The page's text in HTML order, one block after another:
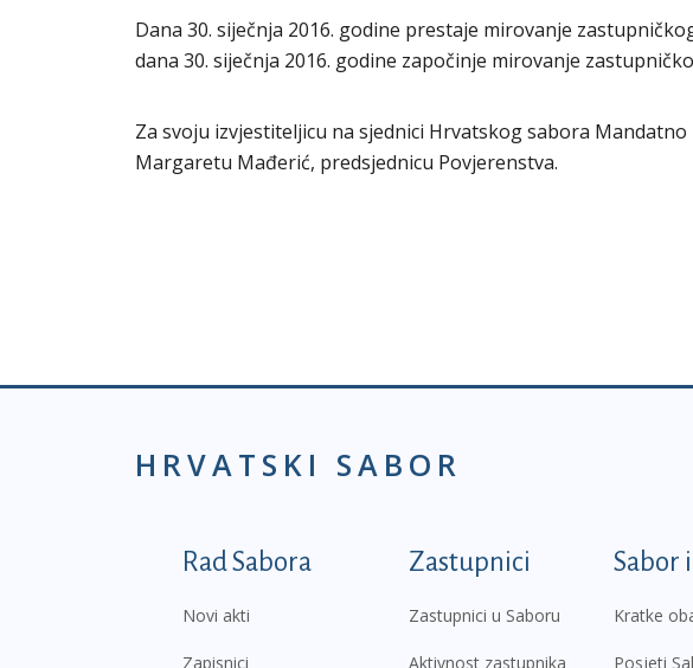
Dana 30. siječnja 2016. godine prestaje mirovanje
dana 30. siječnja 2016. godine započinje mirovanje
Za svoju izvjestiteljicu na sjednici Hrvatskog sabora
Margaretu Mađerić, predsjednicu Povjerenstva.
HRVATSKI SABOR
Podnožje prvi izbornik
Rad Sabora
Novi akti
Zapisnici
Zastupnici
Zastupnici u Saboru
Aktivnost zastupnika
Sabor
Kratke
Posjeti